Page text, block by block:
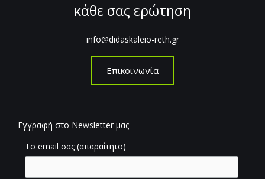
κάθε σας ερώτηση
info@didaskaleio-reth.gr
Επικοινωνία
Εγγραφή στο Newsletter μας
Το email σας (απαραίτητο)